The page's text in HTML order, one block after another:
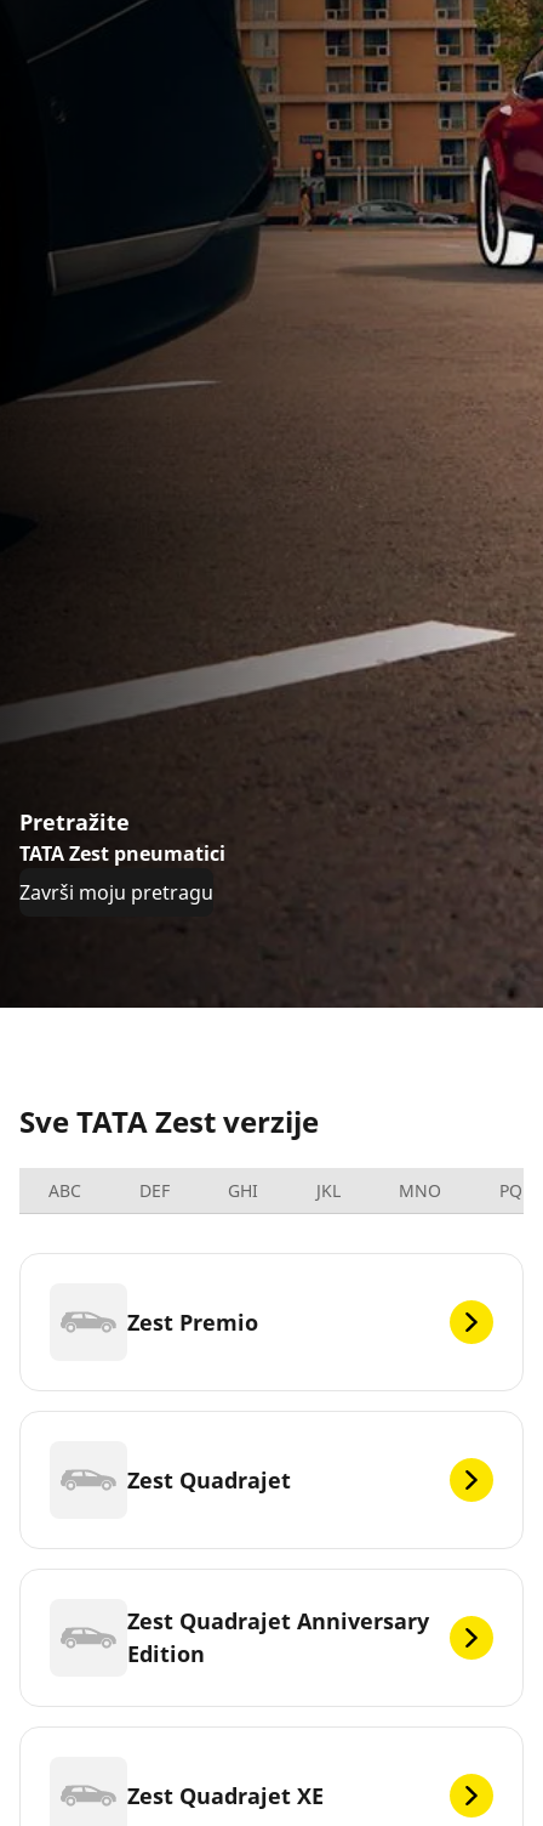
Pretražite
TATA Zest pneumatici
Završi moju pretragu
Sve TATA Zest verzije
ABC DEF GHI JKL MNO PQRS
Zest Premio
Zest Quadrajet
Zest Quadrajet Anniversary
Edition
Zest Quadrajet XE